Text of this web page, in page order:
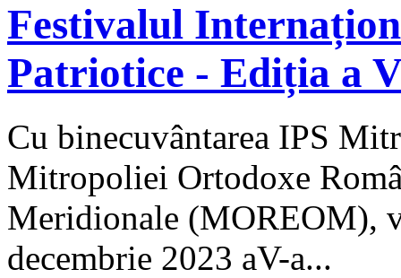
Festivalul
Patriotice - Ediția a
Cu binecuvântarea IPS
Mitropoliei Ortodoxe
Meridionale (MOREOM),
decembrie 2023 aV-a...